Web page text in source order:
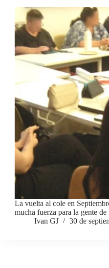
La vuelta al cole en
mucha fuerza para la gente de
Ivan GJ
30 de